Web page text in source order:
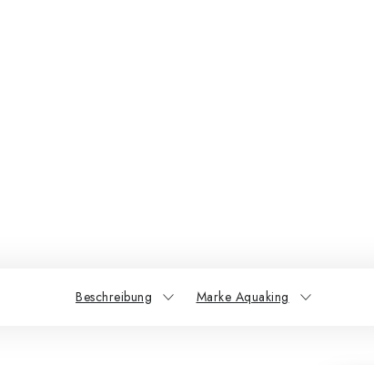
Beschreibung Marke Aquaking